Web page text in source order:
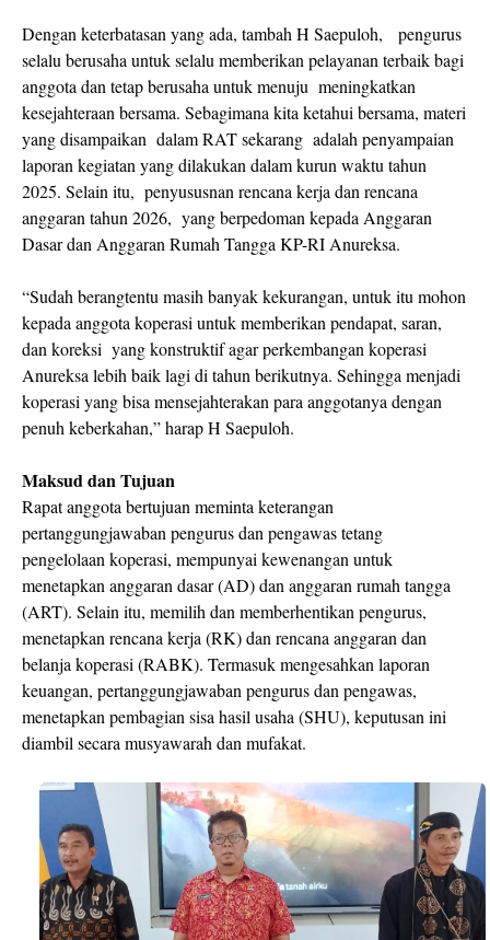
Dengan keterbatasan yang ada, tambah H Saepuloh,
pengurus
selalu berusaha untuk selalu memberikan pelayanan terbaik bagi
anggota dan tetap berusaha untuk menuju meningkatkan
kesejahteraan bersama. Sebagimana kita ketahui bersama, materi
yang disampaikan dalam RAT sekarang adalah penyampaian
laporan kegiatan yang dilakukan dalam kurun waktu tahun
2025. Selain itu, penyususnan rencana kerja dan rencana
anggaran tahun 2026, yang berpedoman kepada Anggaran
Dasar dan Anggaran Rumah Tangga KP-RI Anureksa.
“Sudah berangtentu masih banyak kekurangan, untuk itu mohon
kepada anggota koperasi untuk memberikan pendapat, saran,
dan koreksi yang konstruktif agar perkembangan koperasi
Anureksa lebih baik lagi di tahun berikutnya. Sehingga menjadi
koperasi yang bisa mensejahterakan para anggotanya dengan
penuh keberkahan,” harap H Saepuloh.
Maksud dan Tujuan
Rapat anggota bertujuan meminta keterangan
pertanggungjawaban pengurus dan pengawas tetang
pengelolaan koperasi, mempunyai kewenangan untuk
menetapkan anggaran dasar (AD) dan anggaran rumah tangga
(ART). Selain itu, memilih dan memberhentikan pengurus,
menetapkan rencana kerja (RK) dan rencana anggaran dan
belanja koperasi (RABK). Termasuk mengesahkan laporan
keuangan, pertanggungjawaban pengurus dan pengawas,
menetapkan pembagian sisa hasil usaha (SHU), keputusan ini
diambil secara musyawarah dan mufakat.